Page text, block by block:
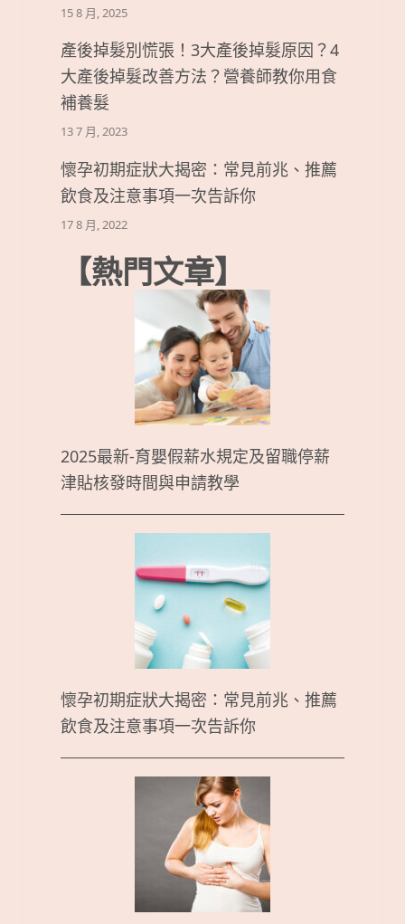
15 8 月, 2025
產後掉髮別慌張！3大產後掉髮原因？4
大產後掉髮改善方法？營養師教你用食
補養髮
13 7 月, 2023
懷孕初期症狀大揭密：常見前兆、推薦
飲食及注意事項一次告訴你
17 8 月, 2022
【熱門文章】
2025最新-育嬰假薪水規定及留職停薪
津貼核發時間與申請教學
懷孕初期症狀大揭密：常見前兆、推薦
飲食及注意事項一次告訴你